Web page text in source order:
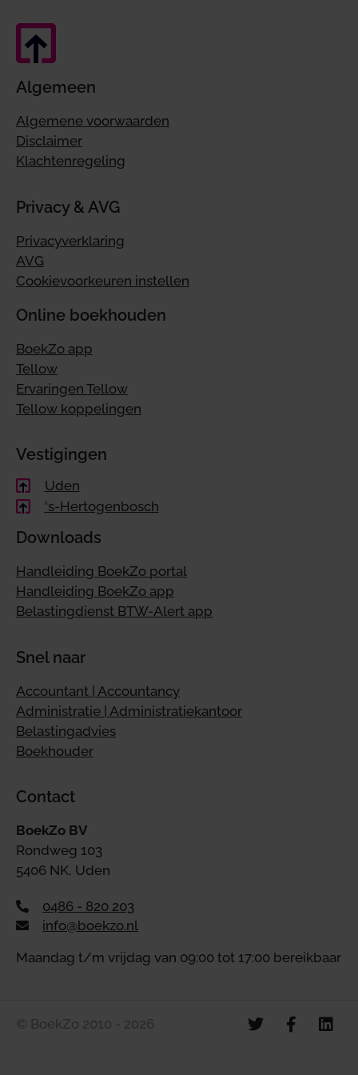
Algemeen
Algemene voorwaarden
Disclaimer
Klachtenregeling
Privacy & AVG
Privacyverklaring
AVG
Cookievoorkeuren instellen
Online boekhouden
BoekZo app
Tellow
Ervaringen Tellow
Tellow koppelingen
Vestigingen
Uden
's-Hertogenbosch
Downloads
Handleiding BoekZo portal
Handleiding BoekZo app
Belastingdienst BTW-Alert app
Snel naar
Accountant | Accountancy
Administratie | Administratiekantoor
Belastingadvies
Boekhouder
Contact
BoekZo BV
Rondweg 103
5406 NK, Uden
0486 - 820 203
info@boekzo.nl
Maandag t/m vrijdag van 09:00 tot 17:00 bereikbaar
© BoekZo 2010 - 2026